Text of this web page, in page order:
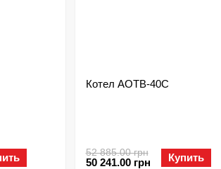
Котел АОТВ-40С
52 885.00 грн
50 241.00 грн Купить